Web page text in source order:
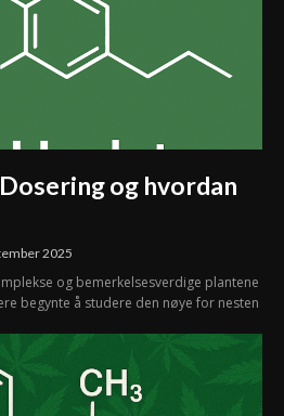
og hvordan
2025
og bemerkelsesverdige plantene
begynte å studere den nøye for nesten